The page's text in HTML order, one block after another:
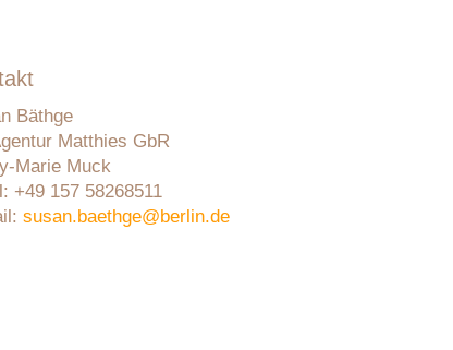
Bäthge
Matthies GbR
Marie Muck
+49 157 58268511
susan.baethge@berlin.de